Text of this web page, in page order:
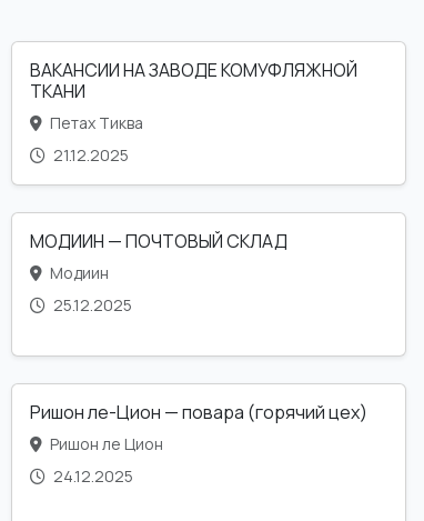
ВАКАНСИИ НА ЗАВОДЕ КОМУФЛЯЖНОЙ
ТКАНИ
Петах Тиква
21.12.2025
МОДИИН — ПОЧТОВЫЙ СКЛАД
Модиин
25.12.2025
Ришон ле-Цион — повара (горячий цех)
Ришон ле Цион
24.12.2025